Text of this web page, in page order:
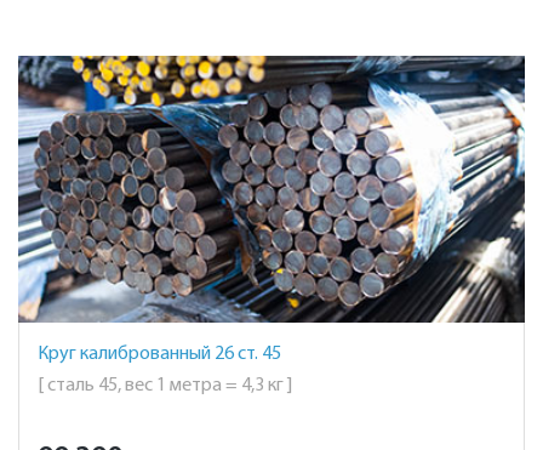
Круг калиброванный 26 ст. 45
[ сталь 45, вес 1 метра = 4,3 кг ]